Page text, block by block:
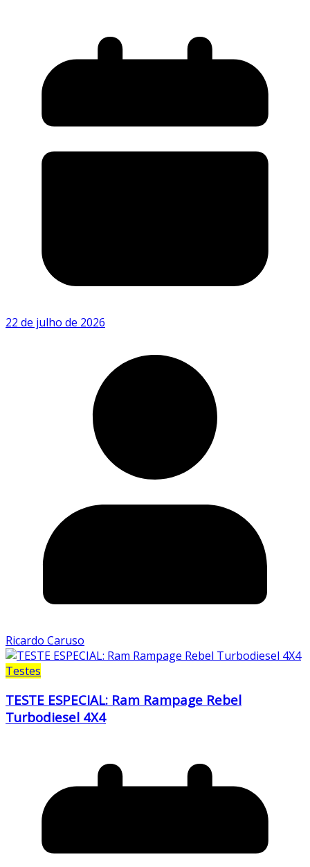
22 de julho de 2026
Ricardo Caruso
Testes
TESTE ESPECIAL: Ram Rampage Rebel
Turbodiesel 4X4